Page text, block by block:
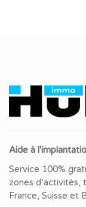
Aide à
Service 100%
zones d’activités,
France, Suisse et